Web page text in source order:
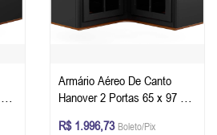
Armário Aéreo De Canto
Hanover 2 Portas 65 x 97 x
- Imbuia Glazer
R$ 1.996,73 Boleto/Pix